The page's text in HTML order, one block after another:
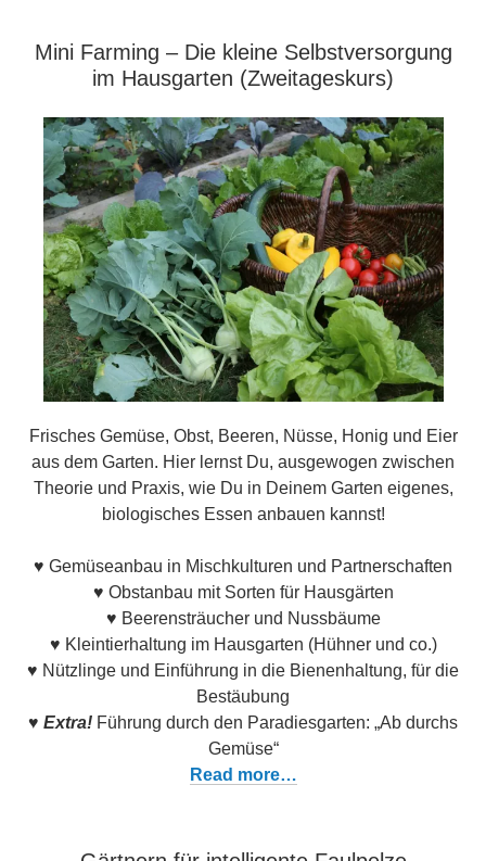
Mini Farming – Die kleine Selbstversorgung
im Hausgarten (Zweitageskurs)
Frisches Gemüse, Obst, Beeren, Nüsse, Honig und Eier
aus dem Garten. Hier lernst Du, ausgewogen zwischen
Theorie und Praxis, wie Du in Deinem Garten eigenes,
biologisches Essen anbauen kannst!
♥ Gemüseanbau in Mischkulturen und Partnerschaften
♥ Obstanbau mit Sorten für Hausgärten
♥ Beerensträucher und Nussbäume
♥ Kleintierhaltung im Hausgarten (Hühner und co.)
♥ Nützlinge und Einführung in die Bienenhaltung, für die
Bestäubung
♥ Extra! Führung durch den Paradiesgarten: „Ab durchs
Gemüse“
Read more…